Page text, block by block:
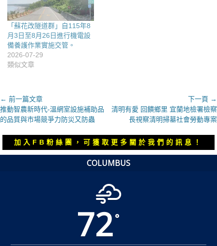
「蘇花改隧道群」自115年8
月3日至8月26日進行機電設
備養護作業實施交管。
2026-07-29
類似文章
文
章
導
覽
← 前一篇文章
上
一
章：
推動智農新時代-溫網室設施補助品
的品質與市場競爭力防災又防蟲
下一頁 →
下
文
章：
清明有愛 回饋鄉里 宜蘭地檢署檢察
長視察清明掃墓社會勞動專案
加入FB粉絲團，可獲取更多關於我們的訊息！
COLUMBUS
72°